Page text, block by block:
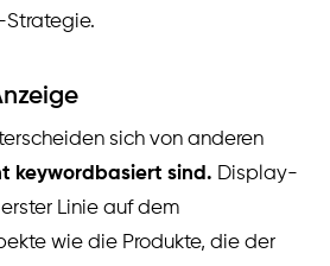
sich von anderen
keywordbasiert sind. Display-
Linie auf dem
wie die Produkte, die der